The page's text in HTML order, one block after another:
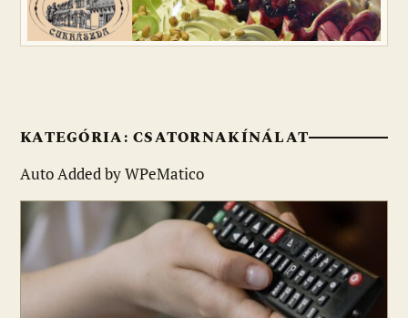
KATEGÓRIA:CSATORNAKÍNÁLAT
Auto Added by WPeMatico